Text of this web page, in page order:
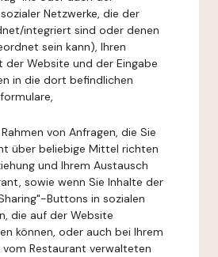
Netzwerke, die der
integriert sind oder denen
sein kann), Ihren
Website und der Eingabe
in die dort befindlichen
von Anfragen, die Sie
über beliebige Mittel richten
und Ihrem Austausch
sowie wenn Sie Inhalte der
Buttons in sozialen
die auf der Website
können, oder auch bei Ihrem
vom Restaurant verwalteten